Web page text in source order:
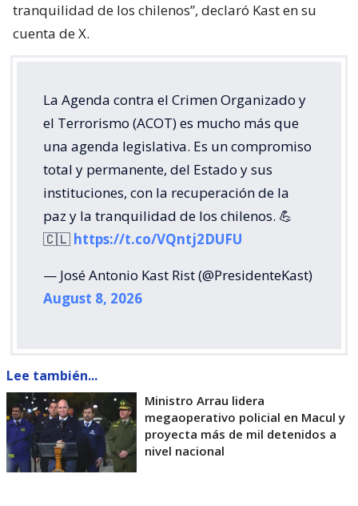
tranquilidad de los chilenos”, declaró Kast en su
cuenta de X.
La Agenda contra el Crimen Organizado y
el Terrorismo (ACOT) es mucho más que
una agenda legislativa. Es un compromiso
total y permanente, del Estado y sus
instituciones, con la recuperación de la
paz y la tranquilidad de los chilenos. 💪
🇨🇱 https://t.co/VQntj2DUFU
— José Antonio Kast Rist (@PresidenteKast)
August 8, 2026
Lee también...
Ministro Arrau lidera
megaoperativo policial en Macul y
proyecta más de mil detenidos a
nivel nacional